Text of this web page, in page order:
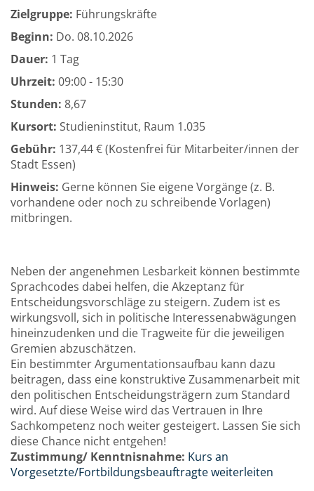
Zielgruppe: Führungskräfte
Beginn: Do. 08.10.2026
Dauer: 1 Tag
Uhrzeit: 09:00 - 15:30
Stunden: 8,67
Kursort: Studieninstitut, Raum 1.035
Gebühr: 137,44 € (Kostenfrei für Mitarbeiter/innen der
Stadt Essen)
Hinweis: Gerne können Sie eigene Vorgänge (z. B.
vorhandene oder noch zu schreibende Vorlagen)
mitbringen.
Neben der angenehmen Lesbarkeit können bestimmte
Sprachcodes dabei helfen, die Akzeptanz für
Entscheidungsvorschläge zu steigern. Zudem ist es
wirkungsvoll, sich in politische Interessenabwägungen
hineinzudenken und die Tragweite für die jeweiligen
Gremien abzuschätzen.
Ein bestimmter Argumentationsaufbau kann dazu
beitragen, dass eine konstruktive Zusammenarbeit mit
den politischen Entscheidungsträgern zum Standard
wird. Auf diese Weise wird das Vertrauen in Ihre
Sachkompetenz noch weiter gesteigert. Lassen Sie sich
diese Chance nicht entgehen!
Zustimmung/ Kenntnisnahme: Kurs an
Vorgesetzte/Fortbildungsbeauftragte weiterleiten